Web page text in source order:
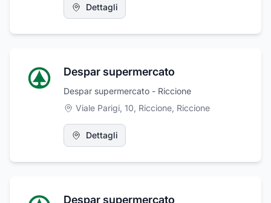
Dettagli
Despar supermercato
Despar supermercato - Riccione
Viale Parigi, 10, Riccione, Riccione
Dettagli
Despar supermercato